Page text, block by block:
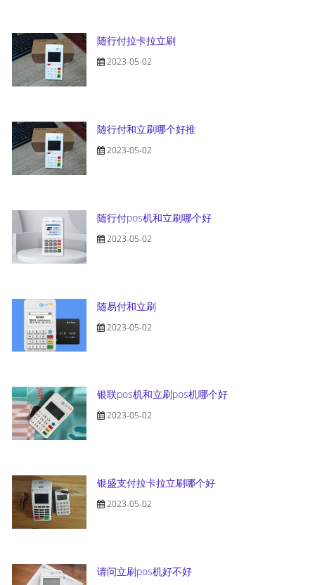
随行付拉卡拉立刷
2023-05-02
随行付和立刷哪个好推
2023-05-02
随行付pos机和立刷哪个好
2023-05-02
随易付和立刷
2023-05-02
银联pos机和立刷pos机哪个好
2023-05-02
银盛支付拉卡拉立刷哪个好
2023-05-02
请问立刷pos机好不好